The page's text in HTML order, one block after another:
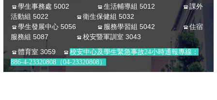
學生事務處 5002
生活輔導組 5012
課外
活動組 5022
衛生保健組 5032
學生發展中心 5056
服務學習組 5042
住宿
服務組 5087
校安暨軍訓室 3043
體育室 3059
校安中心及學生緊急事故24小時通報專線：
886-4-23320808（04-23320808）